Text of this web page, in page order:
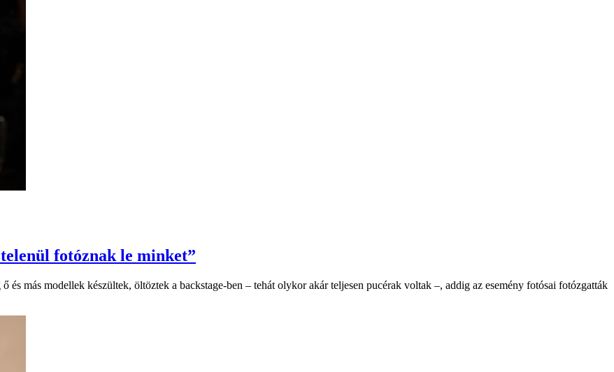
fotóznak le minket”
más modellek készültek, öltöztek a backstage-ben – tehát olykor akár teljesen pucérak voltak –, addig az esemény fotósai fotózgatták